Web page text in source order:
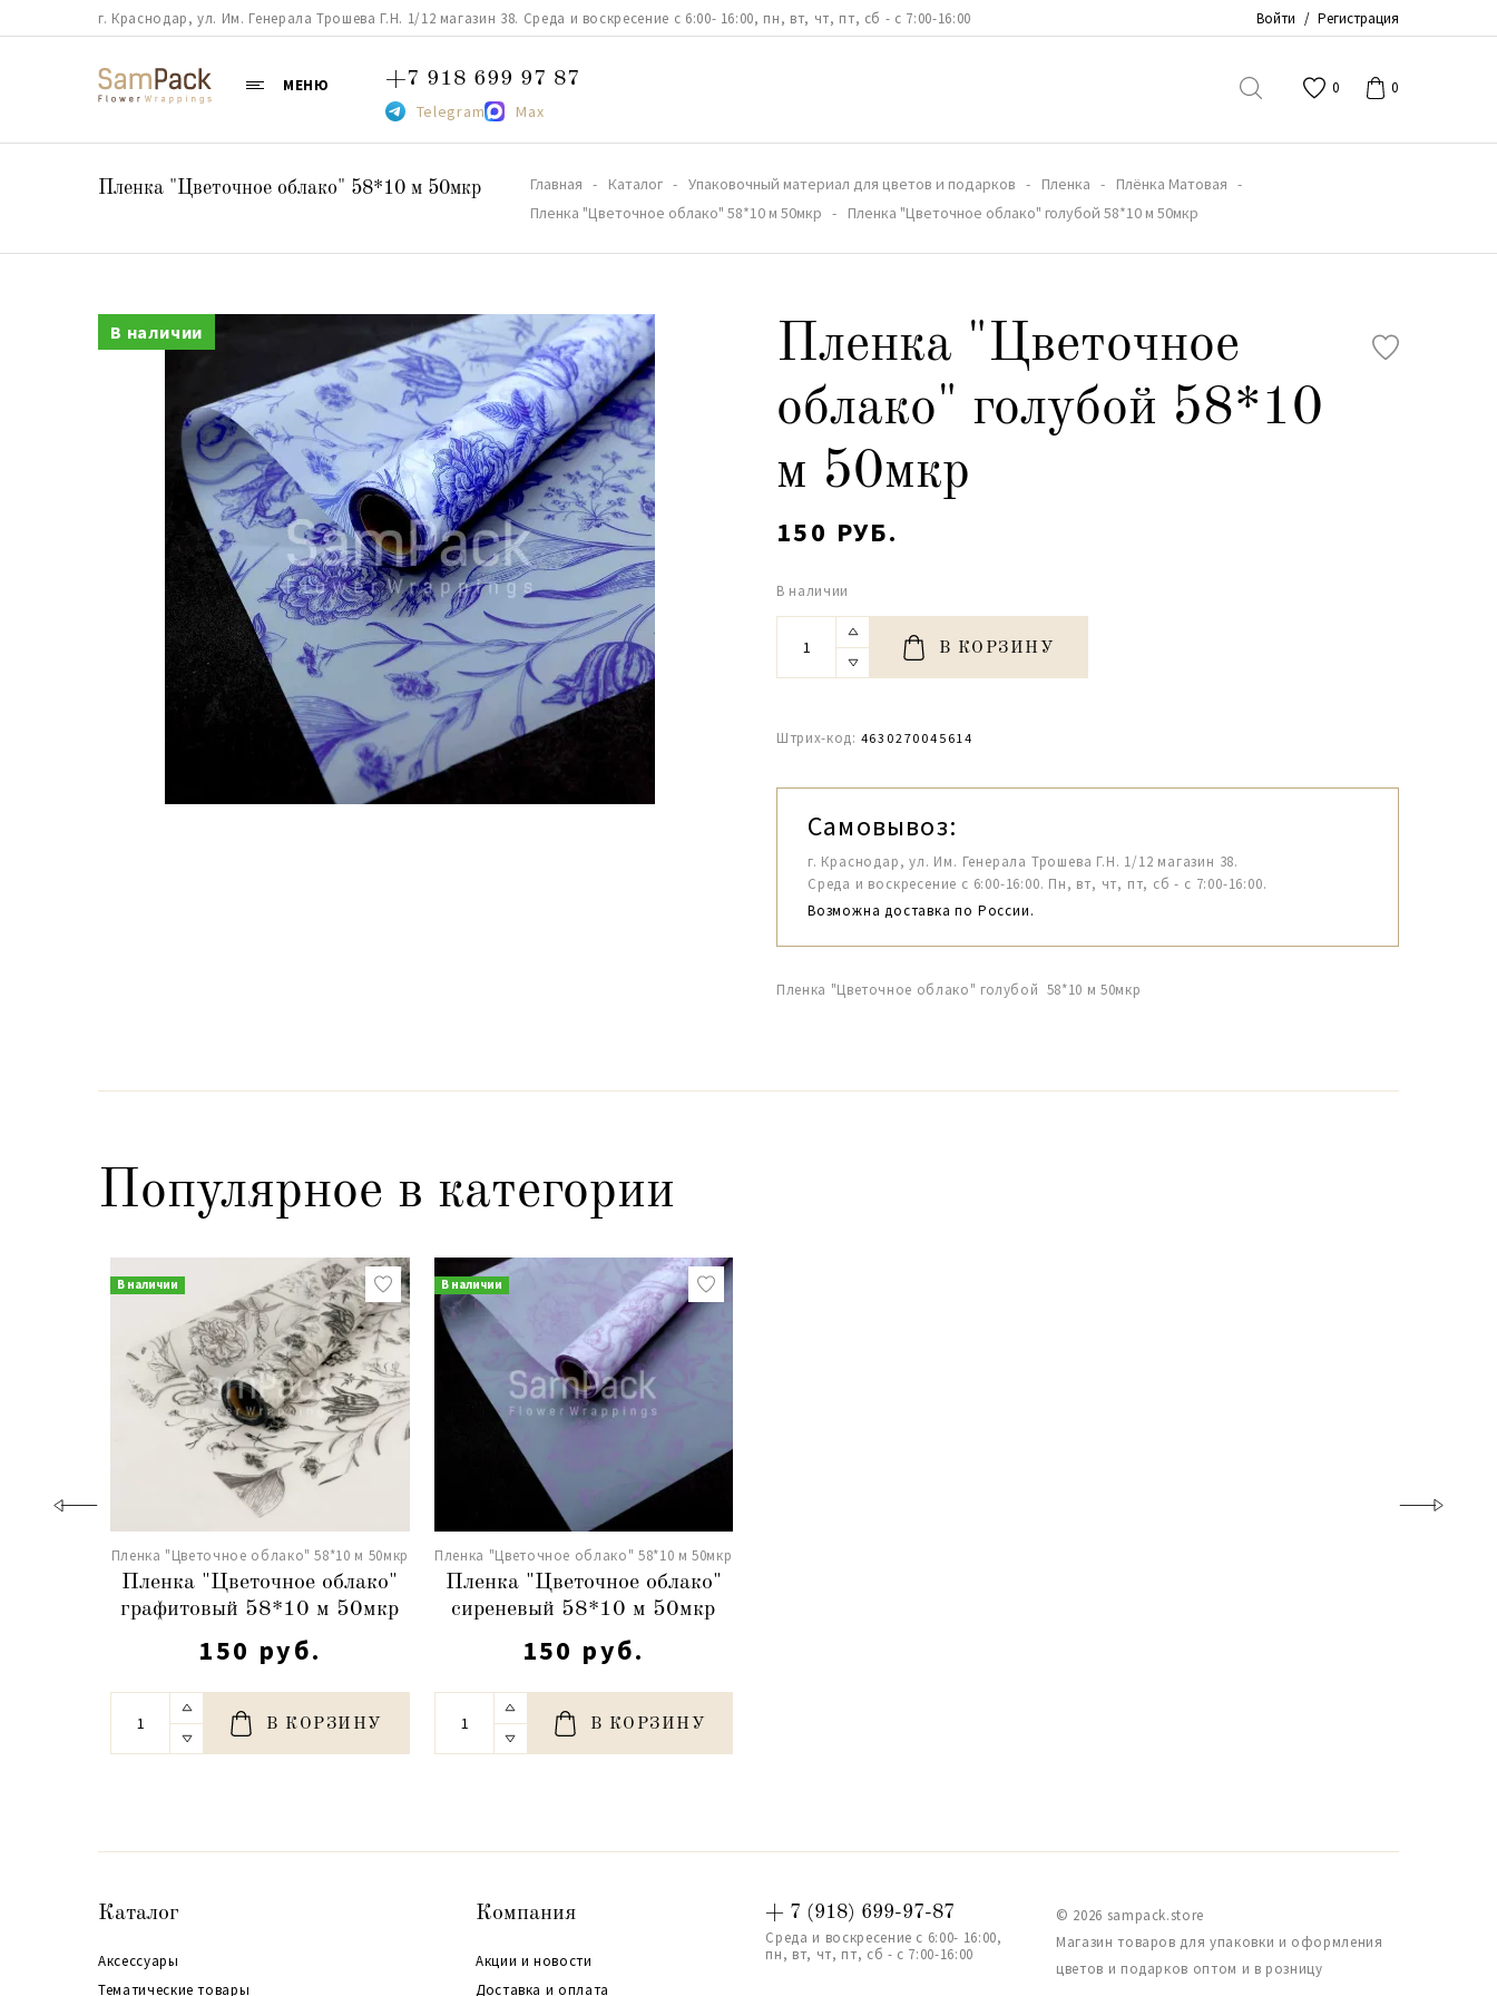
г. Краснодар, ул. Им. Генерала Трошева Г.Н. 1/12 магазин 38. Среда и воскресение с 6:00- 16:00, пн, вт, чт, пт, сб - с 7:00-16:00 Войти / Регистрация
МЕНЮ +7 918 699 97 87
Telegram Max
0 0
Пленка "Цветочное облако" 58*10 м 50мкр Главная Каталог Упаковочный материал для цветов и подарков Пленка
Плёнка Матовая
Пленка "Цветочное облако" 58*10 м 50мкр
Пленка "Цветочное облако" голубой 58*10 м 50мкр
В наличии
Пленка "Цветочное
облако" голубой 58*10
м 50мкр
150 РУБ.
В наличии
В КОРЗИНУ
Штрих-код: 4630270045614
Самовывоз:
г. Краснодар, ул. Им. Генерала Трошева Г.Н. 1/12 магазин 38.
Среда и воскресение с 6:00-16:00. Пн, вт, чт, пт, сб - с 7:00-16:00.
Возможна доставка по России.
Пленка "Цветочное облако" голубой 58*10 м 50мкр
Популярное в категории
В наличии
Пленка "Цветочное облако" 58*10 м 50мкр
Пленка "Цветочное облако"
графитовый 58*10 м 50мкр
150 руб.
В КОРЗИНУ
В наличии
Пленка "Цветочное облако" 58*10 м 50мкр
Пленка "Цветочное облако"
сиреневый 58*10 м 50мкр
150 руб.
В КОРЗИНУ
Каталог
Аксессуары
Тематические товары
Компания
Акции и новости
Доставка и оплата
+ 7 (918) 699-97-87
Среда и воскресение с 6:00- 16:00,
пн, вт, чт, пт, сб - с 7:00-16:00
© 2026 sampack.store
Магазин товаров для упаковки и оформления
цветов и подарков оптом и в розницу